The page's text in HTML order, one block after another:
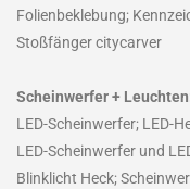
Folienbeklebung;
Stoßfänger citycarver
Scheinwerfer +
LED-Scheinwerfer; LED-
LED-Scheinwerfer und
Blinklicht Heck;